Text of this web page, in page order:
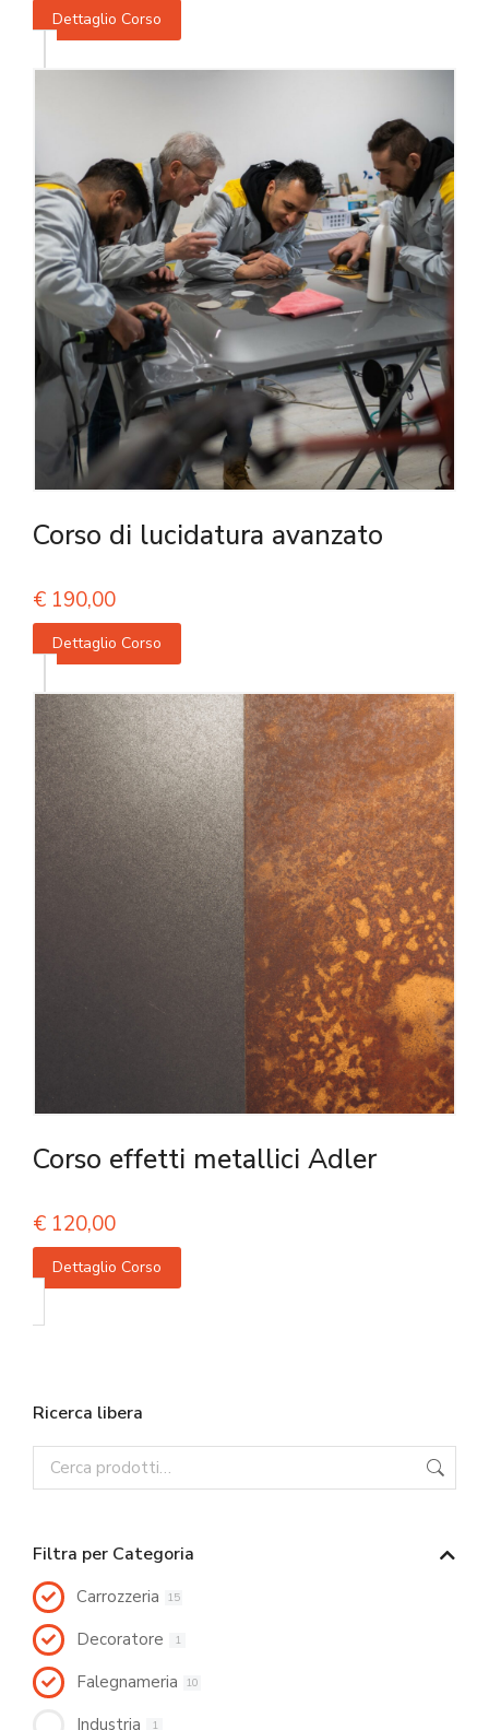
Dettaglio Corso
Corso di lucidatura avanzato
€ 190,00
Dettaglio Corso
Corso effetti metallici Adler
€ 120,00
Dettaglio Corso
Ricerca libera
Filtra per Categoria
Carrozzeria 15
Decoratore 1
Falegnameria 10
Industria 1